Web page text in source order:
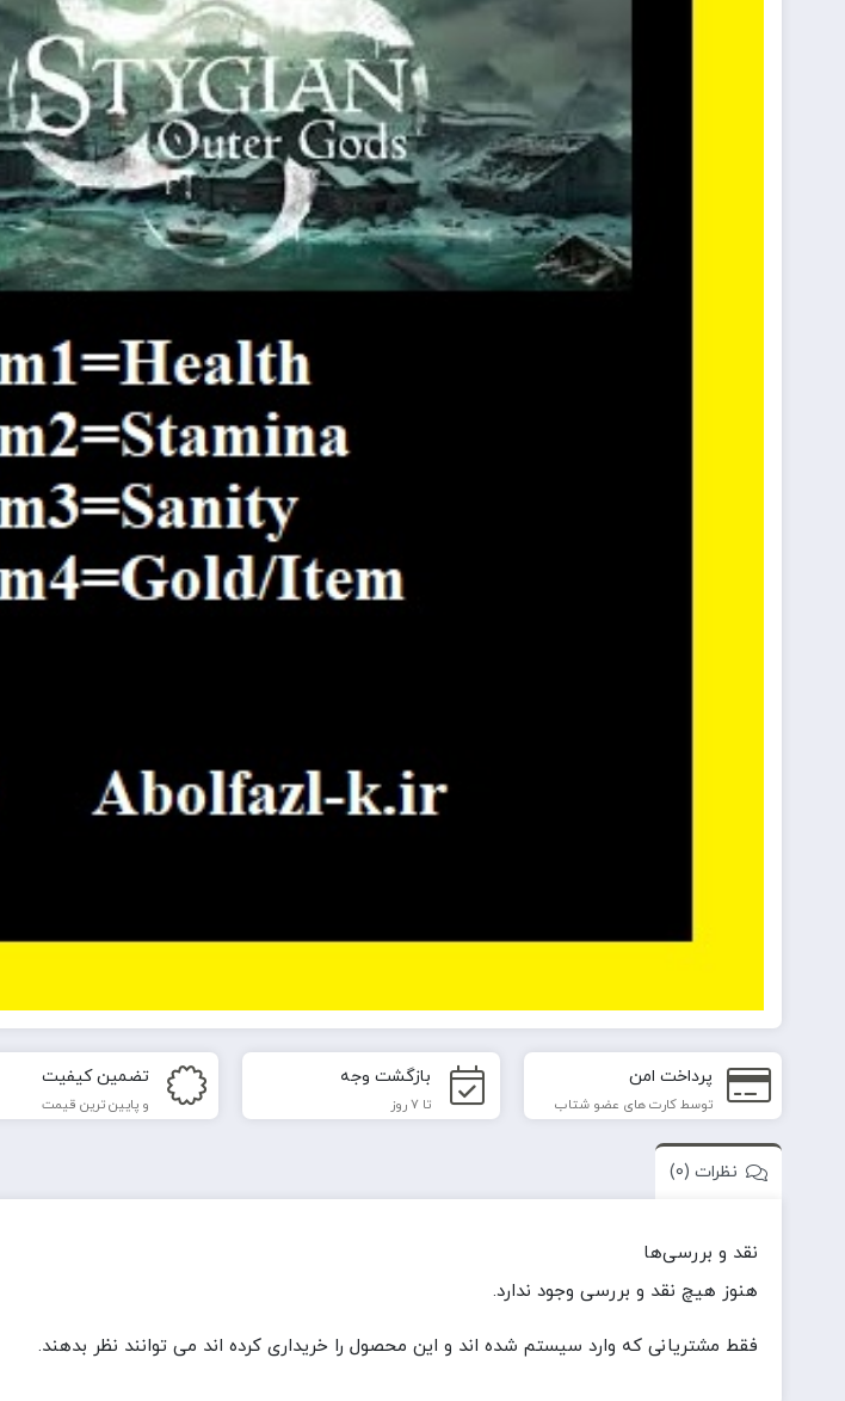
پرداخت امن
توسط کارت های عضو شتاب
بازگشت وجه
تا 7 روز
تضمین کیفیت
و پایین ترین قیمت
نظرات (0)
نقد و بررسی‌ها
هنوز هیچ نقد و بررسی وجود ندارد.
فقط مشتریانی که وارد سیستم شده اند و این محصول را خریداری کرده اند می توانند نظر بدهند.